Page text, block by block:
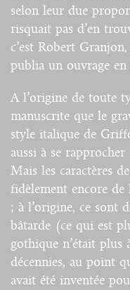
selon leur due
risquait pas d’en
c’est Robert
publia un ouvrage
A l’origine de toute
manuscrite que le
style italique de
aussi à se
Mais les caractères
fidèlement encore de
; à l’origine, ce sont
bâtarde (ce qui est
gothique n’était plus
décennies, au point
avait été inventée